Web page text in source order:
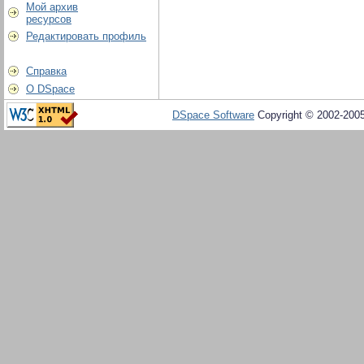
Мой архив
ресурсов
Редактировать профиль
Справка
О DSpace
DSpace Software Copyright © 2002-